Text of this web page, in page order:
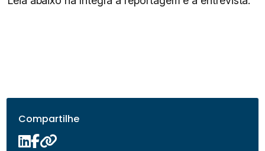
Compartilhe